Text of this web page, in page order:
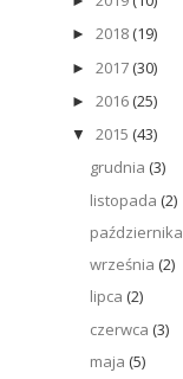
►2018 (19)
►2017 (30)
►2016 (25)
▼ 2015 (43)
grudnia (3)
listopada (2)
października
września (2)
lipca (2)
czerwca (3)
maja (5)